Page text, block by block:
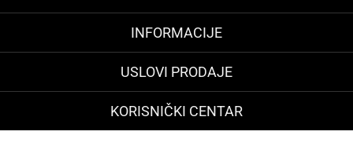
INFORMACIJE
USLOVI PRODAJE
KORISNIČKI CENTAR